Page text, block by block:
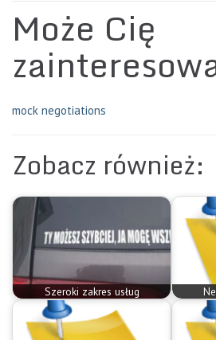
Może Cię
mock negotiations
Zobacz również:
Szeroki zakres usług